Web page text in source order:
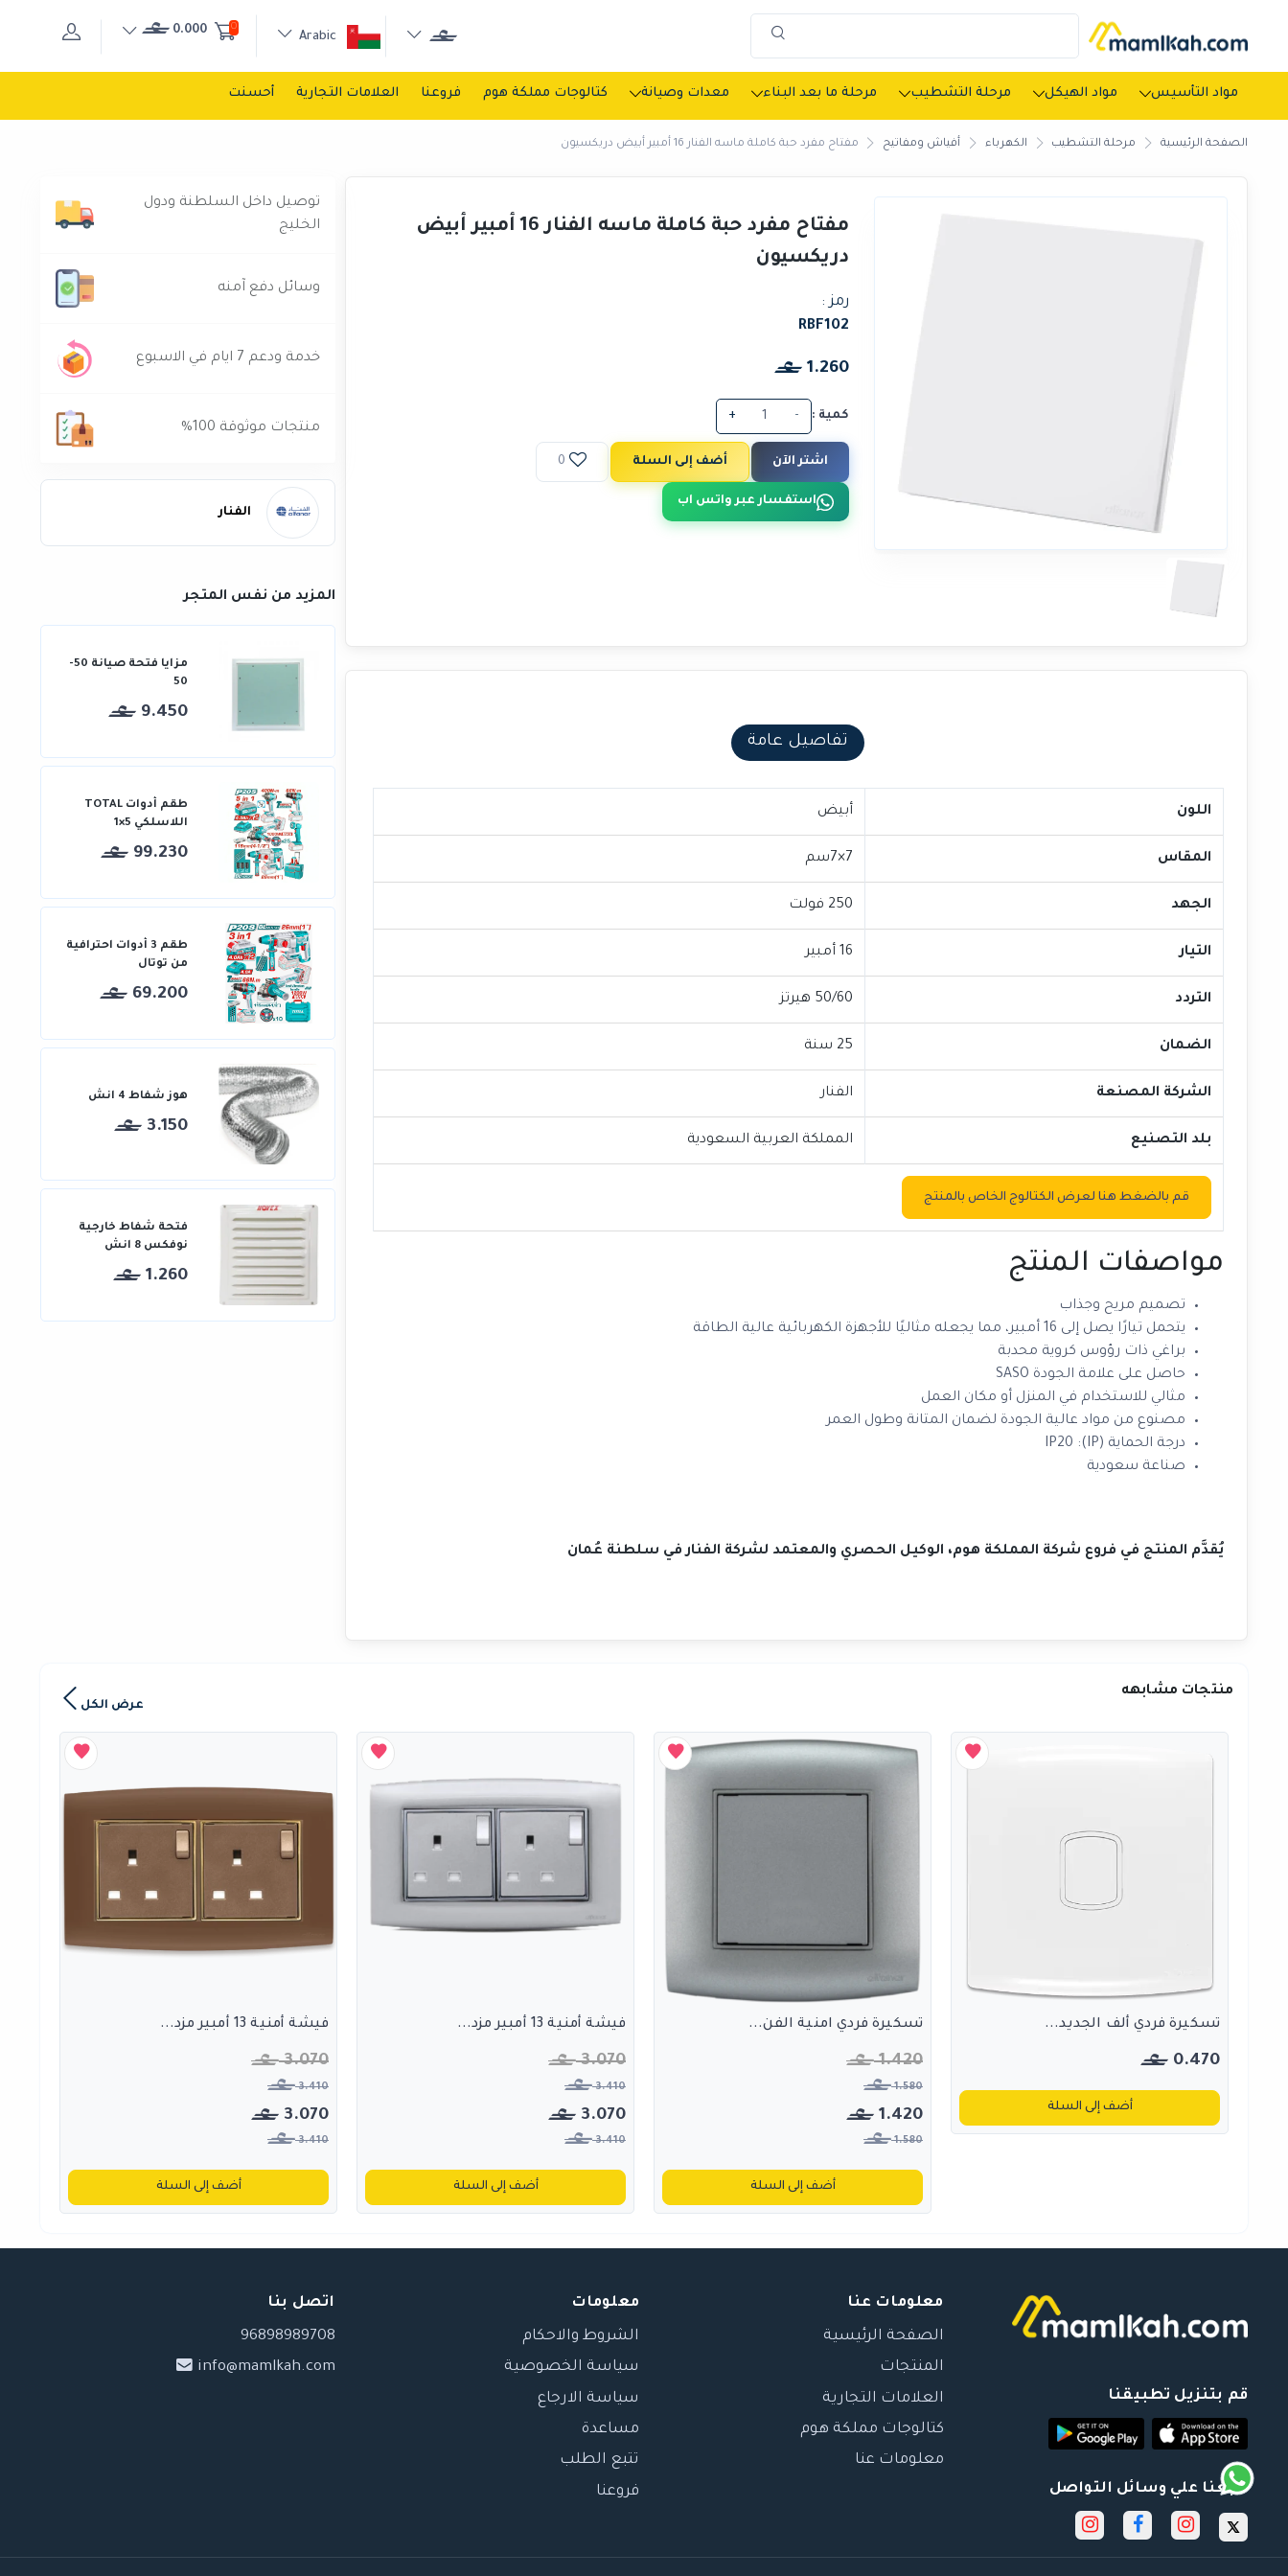
0
0.000
مواد التأسيس مواد الهيكل مرحلة التشطيب مرحلة ما بعد البناء معدات وصيانة كتالوجات مملكة هوم فروعنا العلامات التجارية أحسنت
الصفحة الرئيسية مرحلة التشطيب الكهرباء أفياش ومفاتيح مفتاح مفرد حبة كاملة ماسه الفنار 16 أمبير أبيض دريكسيون
مفتاح مفرد حبة كاملة ماسه الفنار 16 أمبير أبيض
دريكسيون
رمز :
RBF102
1.260
كمية : -
+
اشتر الآن أضف إلى السلة 0
استفسار عبر واتس اب
تفاصيل عامة
اللون أبيض
المقاس 7×7سم
الجهد 250 فولت
التيار 16 أمبير
التردد 50/60 هيرتز
الضمان 25 سنة
الشركة المصنعة الفنار
بلد التصنيع المملكة العربية السعودية
قم بالضغط هنا لعرض الكتالوج الخاص بالمنتج
مواصفات المنتج
تصميم مريح وجذاب
يتحمل تيارًا يصل إلى 16 أمبير، مما يجعله مثاليًا للأجهزة الكهربائية عالية الطاقة
براغي ذات رؤوس كروية محدبة
حاصل على علامة الجودة SASO
مثالي للاستخدام في المنزل أو مكان العمل
مصنوع من مواد عالية الجودة لضمان المتانة وطول العمر
درجة الحماية (IP): IP20
صناعة سعودية
يُقدَّم المنتج في فروع شركة المملكة هوم، الوكيل الحصري والمعتمد لشركة الفنار في سلطنة عُمان
توصيل داخل السلطنة ودول
الخليج
وسائل دفع آمنه
خدمة ودعم 7 ايام في الاسبوع
منتجات موثوقة 100%
الفنار
المزيد من نفس المتجر
مزايا فتحة صيانة 50-
50
9.450
طقم أدوات TOTAL
اللاسلكي 5×1
99.230
طقم 3 أدوات احترافية
من توتال
69.200
هوز شفاط 4 انش
3.150
فتحة شفاط خارجية
نوفكس 8 انش
1.260
منتجات مشابهه
عرض الكل
تسكيرة فردي ألف الجديد...
0.470
أضف إلى السلة
تسكيرة فردي امنية الفن...
1.420
1.580
1.420
1.580
أضف إلى السلة
فيشة أمنية 13 أمبير مزد...
3.070
3.410
3.070
3.410
أضف إلى السلة
فيشة أمنية 13 أمبير مزد...
3.070
3.410
3.070
3.410
أضف إلى السلة
قم بتنزيل تطبيقنا
تابعنا علي وسائل التواصل
معلومات عنا
الصفحة الرئيسية
المنتجات
العلامات التجارية
كتالوجات مملكة هوم
معلومات عنا
معلومات
الشروط والاحكام
سياسة الخصوصية
سياسة الارجاع
مساعدة
تتبع الطلب
فروعنا
اتصل بنا
96898989708
info@mamlkah.com